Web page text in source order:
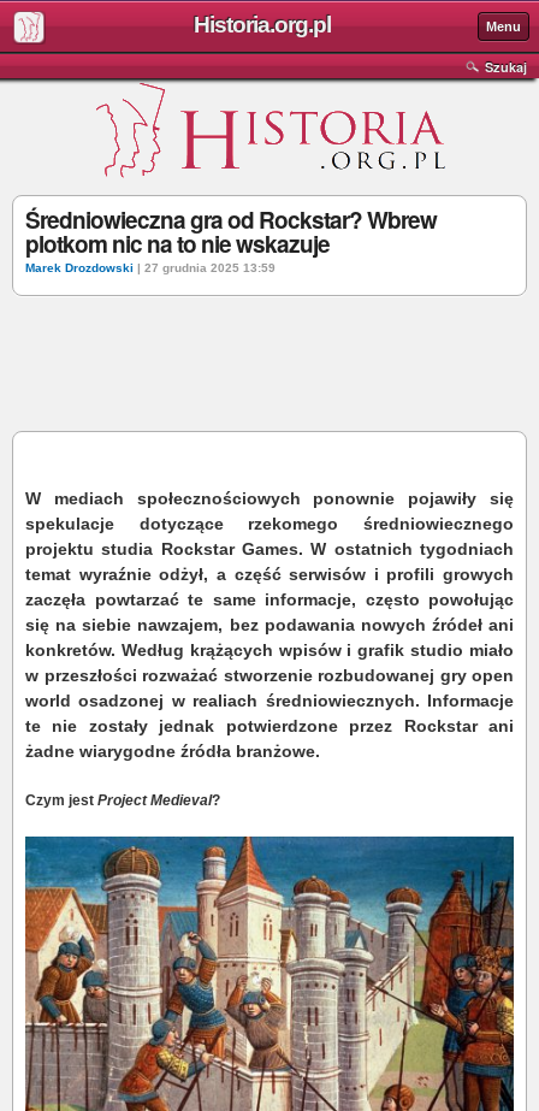
Historia.org.pl Menu
Szukaj
Średniowieczna gra od Rockstar? Wbrew
plotkom nic na to nie wskazuje
Marek Drozdowski | 27 grudnia 2025 13:59
W mediach społecznościowych ponownie pojawiły się
spekulacje dotyczące rzekomego średniowiecznego
projektu studia Rockstar Games. W ostatnich tygodniach
temat wyraźnie odżył, a część serwisów i profili growych
zaczęła powtarzać te same informacje, często powołując
się na siebie nawzajem, bez podawania nowych źródeł ani
konkretów. Według krążących wpisów i grafik studio miało
w przeszłości rozważać stworzenie rozbudowanej gry open
world osadzonej w realiach średniowiecznych. Informacje
te nie zostały jednak potwierdzone przez Rockstar ani
żadne wiarygodne źródła branżowe.
Czym jest Project Medieval?